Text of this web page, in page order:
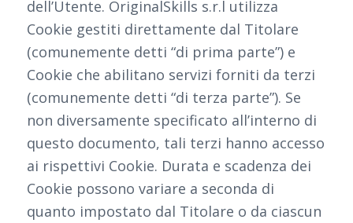
dell’Utente. OriginalSkills s.r.l utilizza
Cookie gestiti direttamente dal Titolare
(comunemente detti “di prima parte”) e
Cookie che abilitano servizi forniti da terzi
(comunemente detti “di terza parte”). Se
non diversamente specificato all’interno di
questo documento, tali terzi hanno accesso
ai rispettivi Cookie. Durata e scadenza dei
Cookie possono variare a seconda di
quanto impostato dal Titolare o da ciascun